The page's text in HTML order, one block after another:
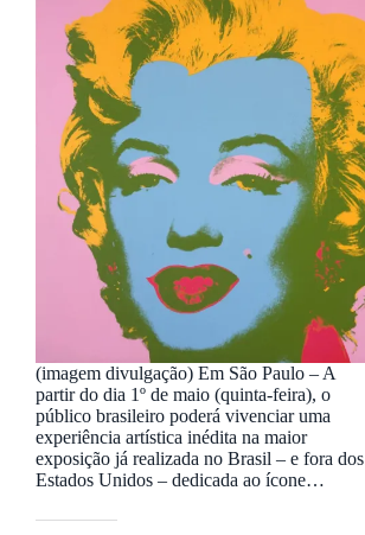
(imagem divulgação) Em São Paulo – A
partir do dia 1º de maio (quinta-feira), o
público brasileiro poderá vivenciar uma
experiência artística inédita na maior
exposição já realizada no Brasil – e fora dos
Estados Unidos – dedicada ao ícone…